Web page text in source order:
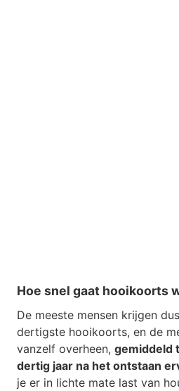
Hoe snel gaat hooikoorts
De meeste mensen krijgen
dertigste hooikoorts, en de
vanzelf overheen, gemiddeld
dertig jaar na het ontstaan
je er in lichte mate last van